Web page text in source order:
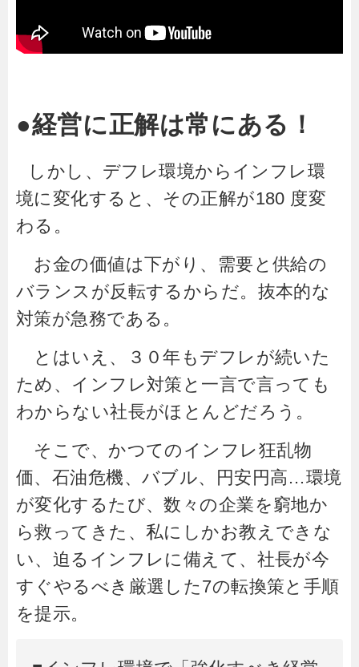
●経営に正解は常にある！
しかし、デフレ環境からインフレ環
境に変化すると、その正解が180 度変
わる。
お金の価値は下がり、需要と供給の
バランスが反転するからだ。抜本的な
対策が急務である。
とはいえ、３０年もデフレが続いた
ため、インフレ対策と一言で言っても
わからない社長がほとんどだろう。
そこで、かつてのインフレ狂乱物
価、石油危機、バブル、円安円高…環境
が変化するたび、数々の企業を窮地か
ら救ってきた、私にしかお教えできな
い、迫るインフレに備えて、社長が今
すぐやるべき厳選した7の転換策と手順
を提示。